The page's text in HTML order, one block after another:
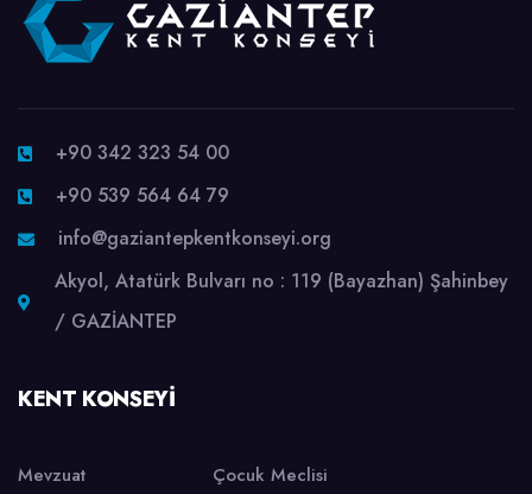
+90 342 323 54 00
+90 539 564 64 79
info@gaziantepkentkonseyi.org
Akyol, Atatürk Bulvarı no : 119 (Bayazhan) Şahinbey
/ GAZİANTEP
KENT KONSEYI
Mevzuat
Çocuk Meclisi